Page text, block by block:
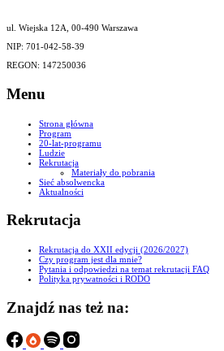
ul. Wiejska 12A, 00-490 Warszawa
NIP: 701-042-58-39
REGON: 147250036
Menu
Strona główna
Program
20-lat-programu
Ludzie
Rekrutacja
Materiały do pobrania
Sieć absolwencka
Aktualności
Rekrutacja
Rekrutacja do XXII edycji (2026/2027)
Czy program jest dla mnie?
Pytania i odpowiedzi na temat rekrutacji FAQ
Polityka prywatności i RODO
Znajdź nas też na: